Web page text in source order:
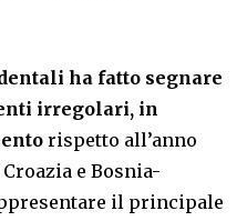
ha fatto segnare
irregolari, in
rispetto all’anno
e Bosnia-
il principale